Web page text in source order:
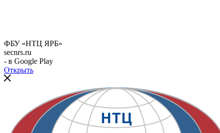
ФБУ «НТЦ ЯРБ»
secnrs.ru
- в Google Play
Открыть